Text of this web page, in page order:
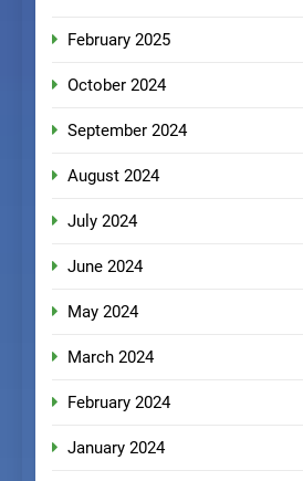
February 2025
October 2024
September 2024
August 2024
July 2024
June 2024
May 2024
March 2024
February 2024
January 2024